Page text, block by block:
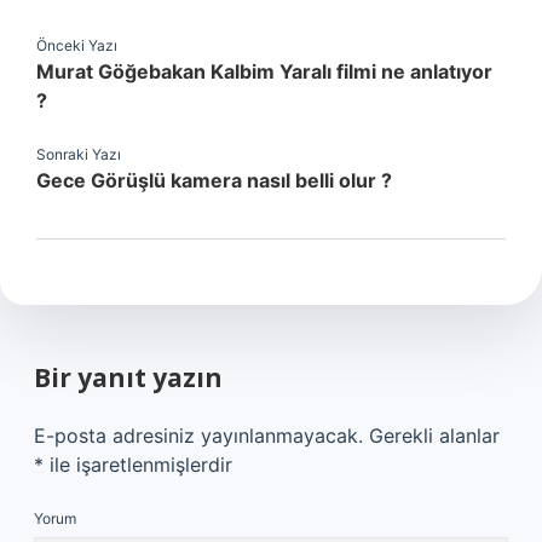
Önceki Yazı
Murat Göğebakan Kalbim Yaralı filmi ne anlatıyor
?
Sonraki Yazı
Gece Görüşlü kamera nasıl belli olur ?
Bir yanıt yazın
E-posta adresiniz yayınlanmayacak. Gerekli alanlar
* ile işaretlenmişlerdir
Yorum